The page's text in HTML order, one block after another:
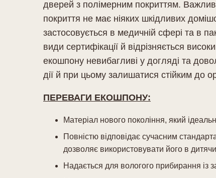
дверей з полімерним покриттям.
покриття не має ніяких шкідливих
застосовується в медичній сфері та в
види сертифікації й відрізняється
екошпону невибагливі у догляді та
дії й при цьому залишатися стійким до
ПЕРЕВАГИ ЕКОШПОНУ:
Матеріал нового покоління, який
Повністю відповідає сучасним
дозволяє використовувати його в
Надається для вологого прибирання із